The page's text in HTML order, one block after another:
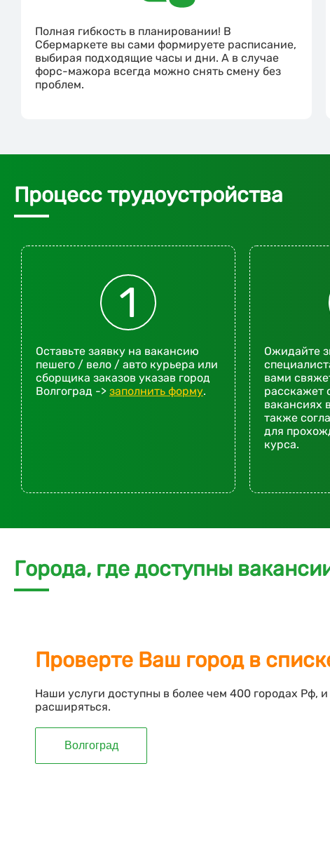
Полная гибкость в планировании! В
Сбермаркете вы сами формируете расписание,
выбирая подходящие часы и дни. А в случае
форс-мажора всегда можно снять смену без
проблем.
Процесс трудоустройства
1
Оставьте заявку на вакансию
пешего / вело / авто курьера или
сборщика заказов указав город
Волгоград -> заполнить форму.
Ожидайте
вами
расскажет
вакансиях
также
для
курса.
Города, где доступны
Проверте Ваш город в
Наши услуги доступны в более чем 400 городах Рф,
расширяться.
Волгоград